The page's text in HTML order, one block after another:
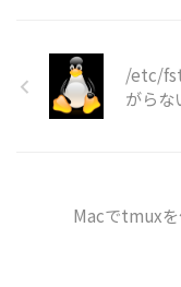
/etc/
がらな
Macでtmux